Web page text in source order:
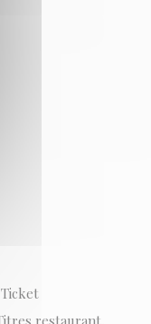
restaurant,